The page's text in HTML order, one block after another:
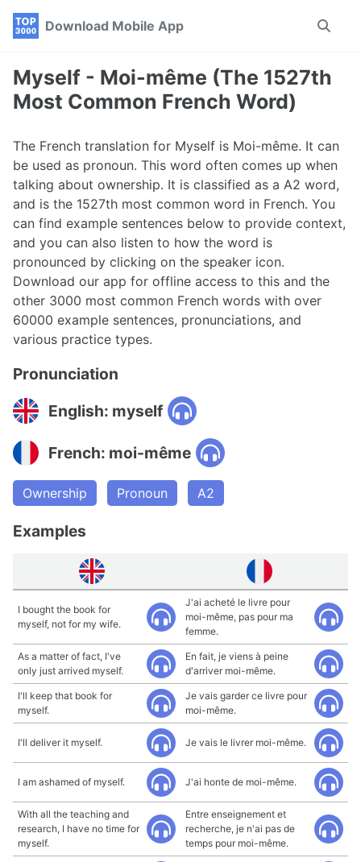
Skip
navigation
Skip
Skip
Download Mobile App
Toggle
Myself - Moi-même (The 1527th
Most Common French Word)
The French translation for Myself is Moi-même. It can
be used as pronoun. This word often comes up when
talking about ownership. It is classified as a A2 word,
and is the 1527th most common word in French. You
can find example sentences below to provide context,
and you can also listen to how the word is
pronounced by clicking on the speaker icon.
Download our app for offline access to this and the
other 3000 most common French words with over
60000 example sentences, pronunciations, and
various practice types.
Pronunciation
English: myself
French: moi-même
Ownership Pronoun A2
Examples
I bought the book for
myself, not for my wife.
J'ai acheté le livre pour
moi-même, pas pour ma
femme.
As a matter of fact, I've
only just arrived myself.
En fait, je viens à peine
d'arriver moi-même.
I'll keep that book for
myself.
Je vais garder ce livre pour
moi-même.
I'll deliver it myself. Je vais le livrer moi-même.
I am ashamed of myself. J'ai honte de moi-même.
With all the teaching and
research, I have no time for
myself.
Entre enseignement et
recherche, je n'ai pas de
temps pour moi-même.